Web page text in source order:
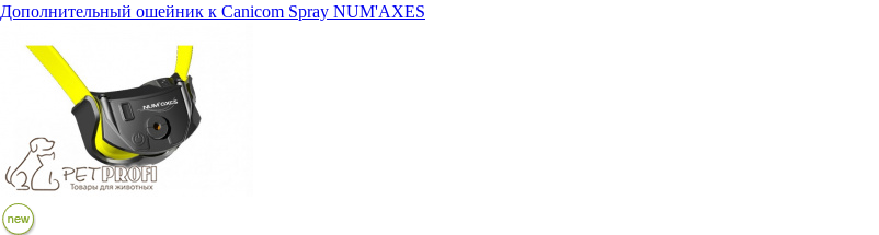
Дополнительный ошейник к Canicom Spray NUM'AXES